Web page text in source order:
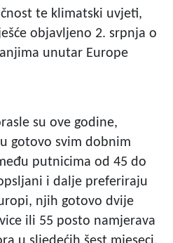
te klimatski uvjeti,
objavljeno 2. srpnja o
unutar Europe
su ove godine,
gotovo svim dobnim
putnicima od 45 do
i dalje preferiraju
njih gotovo dvije
ili 55 posto namjerava